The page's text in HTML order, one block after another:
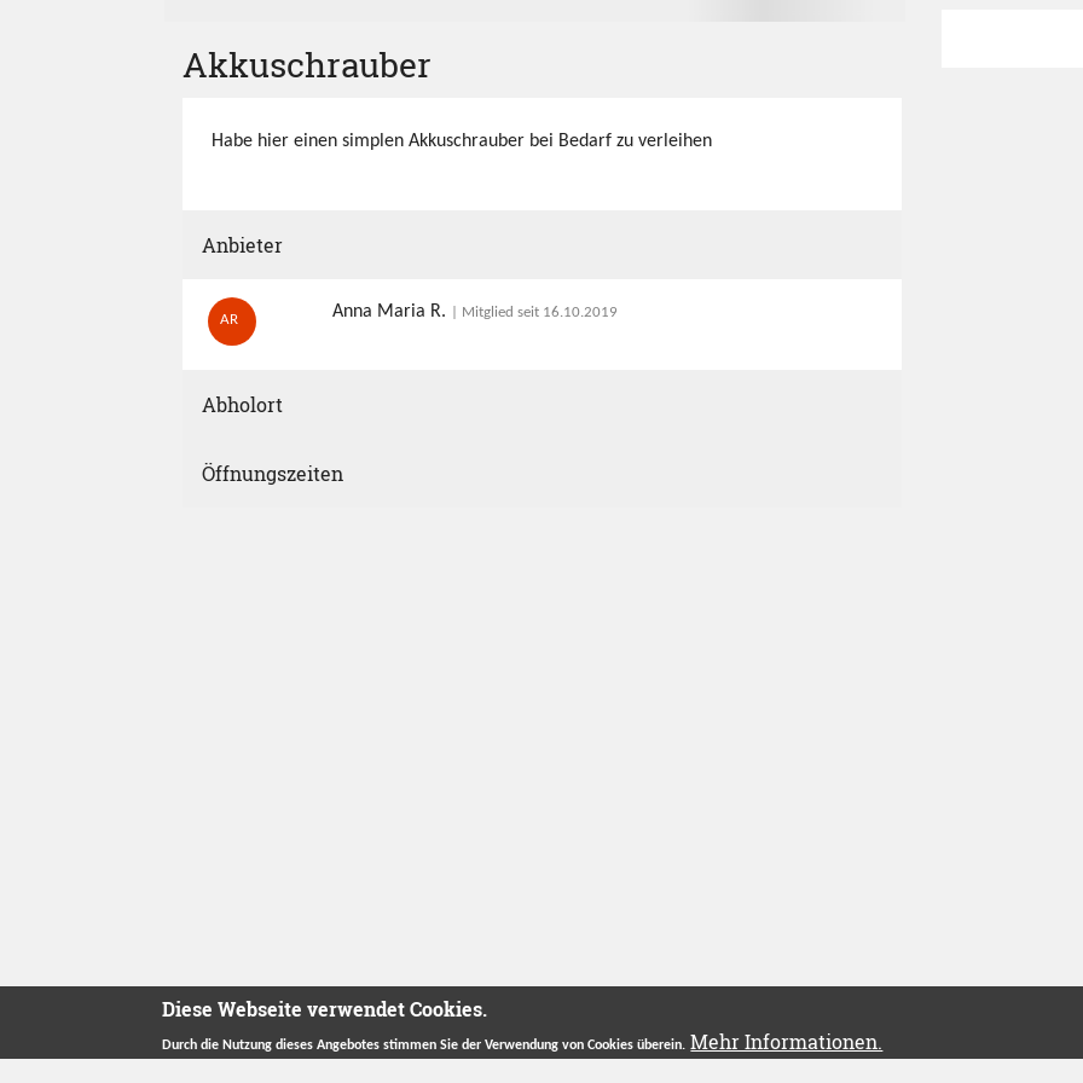
Akkuschrauber
Habe hier einen simplen Akkuschrauber bei Bedarf zu verleihen
Anbieter
AR Anna Maria R. | Mitglied seit 16.10.2019
Abholort
Öffnungszeiten
Diese Webseite verwendet Cookies.
Durch die Nutzung dieses Angebotes stimmen Sie der Verwendung von Cookies überein. Mehr Informationen.